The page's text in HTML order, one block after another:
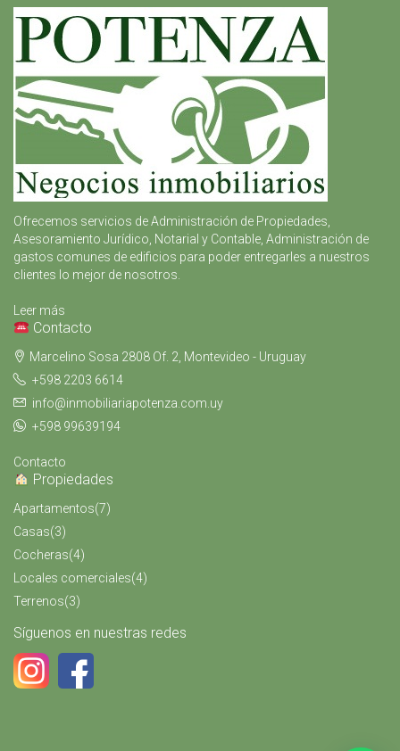
Ofrecemos servicios de Administración de Propiedades,
Asesoramiento Jurídico, Notarial y Contable, Administración de
gastos comunes de edificios para poder entregarles a nuestros
clientes lo mejor de nosotros.
Leer más
Contacto
Marcelino Sosa 2808 Of. 2, Montevideo - Uruguay
+598 2203 6614
info@inmobiliariapotenza.com.uy
+598 99639194
Contacto
Propiedades
Apartamentos(7)
Casas(3)
Cocheras(4)
Locales comerciales(4)
Terrenos(3)
Síguenos en nuestras redes